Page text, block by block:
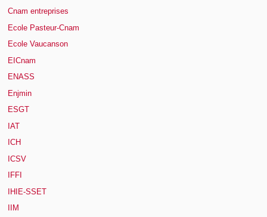
Cnam entreprises
Ecole Pasteur-Cnam
Ecole Vaucanson
EICnam
ENASS
Enjmin
ESGT
IAT
ICH
ICSV
IFFI
IHIE-SSET
IIM